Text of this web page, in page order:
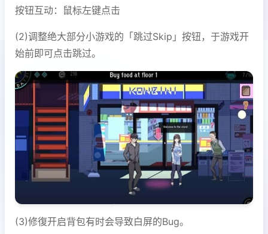
按钮互动：鼠标左键点击
(2)调整绝大部分小游戏的「跳过Skip」按钮，于游戏开
始前即可点击跳过。
(3)修復开启背包有时会导致白屏的Bug。